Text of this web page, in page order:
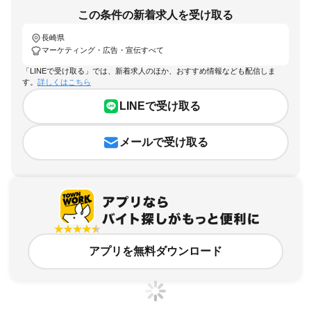
この条件の新着求人を受け取る
長崎県
マーケティング・広告・宣伝すべて
「LINEで受け取る」では、新着求人のほか、おすすめ情報なども配信しま
す。 詳しくはこちら
LINEで受け取る
メールで受け取る
アプリを無料ダウンロード